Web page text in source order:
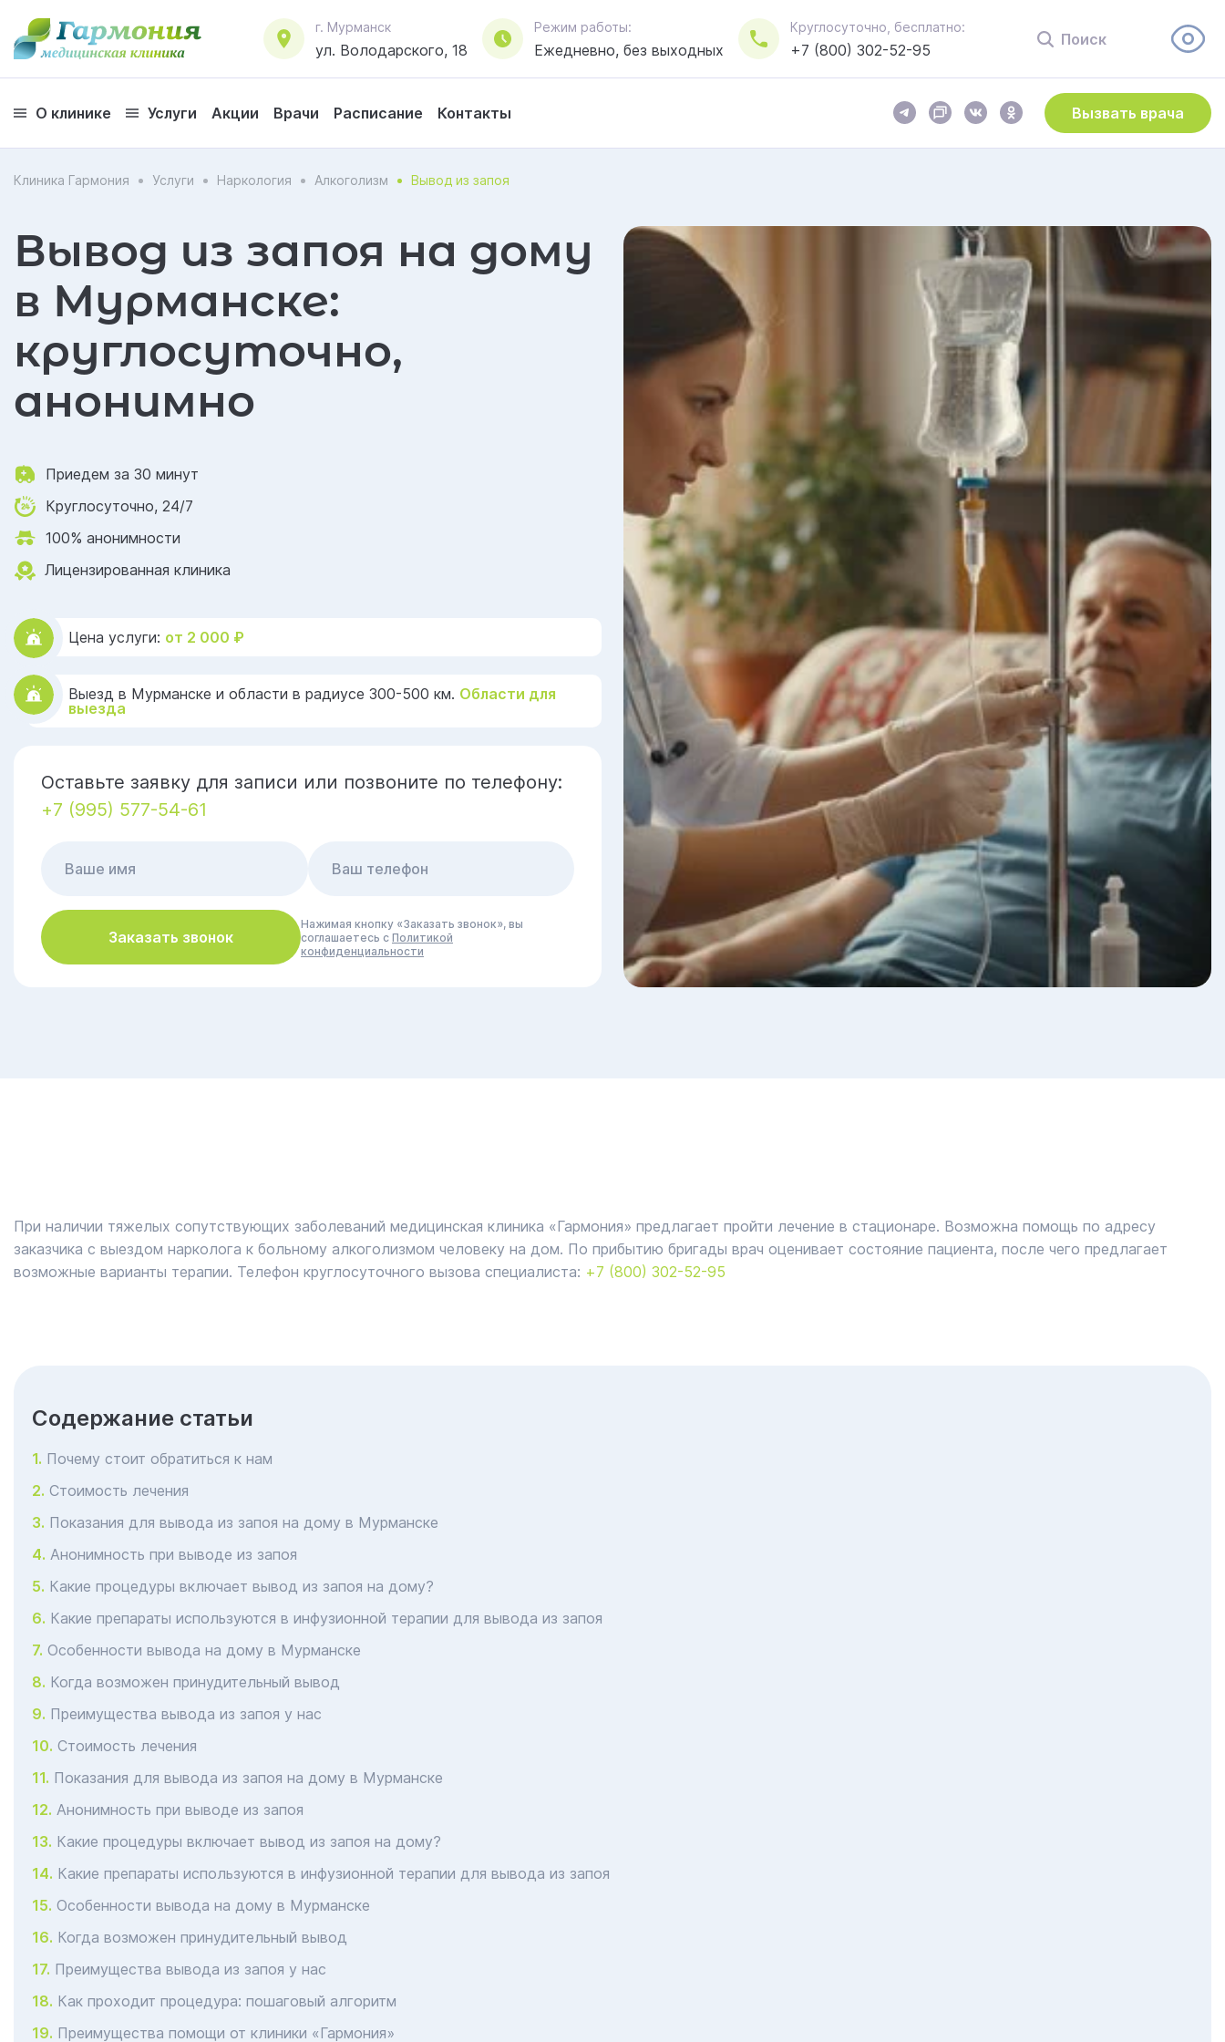
г. Мурманск
ул. Володарского, 18
Режим работы:
Ежедневно, без выходных
Круглосуточно, бесплатно:
+7 (800) 302-52-95
Поиск
О клинике Услуги Акции Врачи Расписание Контакты Вызвать врача
Клиника Гармония Услуги Наркология Алкоголизм Вывод из запоя
Вывод из запоя на дому
в Мурманске:
круглосуточно,
анонимно
Приедем за 30 минут
Круглосуточно, 24/7
100% анонимности
Лицензированная клиника
Цена услуги: от 2 000 ₽
Выезд в Мурманске и области в радиусе 300-500 км. Области для
выезда
Оставьте заявку для записи или позвоните по телефону:
+7 (995) 577-54-61
Заказать звонок
Нажимая кнопку «Заказать звонок», вы
соглашаетесь с Политикой
конфиденциальности
При наличии тяжелых сопутствующих заболеваний медицинская клиника «Гармония» предлагает пройти лечение в стационаре. Возможна помощь по адресу
заказчика с выездом нарколога к больному алкоголизмом человеку на дом. По прибытию бригады врач оценивает состояние пациента, после чего предлагает
возможные варианты терапии. Телефон круглосуточного вызова специалиста: +7 (800) 302-52-95
Cодержание статьи
Почему стоит обратиться к нам
Стоимость лечения
Показания для вывода из запоя на дому в Мурманске
Анонимность при выводе из запоя
Какие процедуры включает вывод из запоя на дому?
Какие препараты используются в инфузионной терапии для вывода из запоя
Особенности вывода на дому в Мурманске
Когда возможен принудительный вывод
Преимущества вывода из запоя у нас
Стоимость лечения
Показания для вывода из запоя на дому в Мурманске
Анонимность при выводе из запоя
Какие процедуры включает вывод из запоя на дому?
Какие препараты используются в инфузионной терапии для вывода из запоя
Особенности вывода на дому в Мурманске
Когда возможен принудительный вывод
Преимущества вывода из запоя у нас
Как проходит процедура: пошаговый алгоритм
Преимущества помощи от клиники «Гармония»